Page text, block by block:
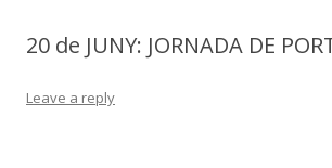
20 de JUNY: JORNADA DE
Leave a reply